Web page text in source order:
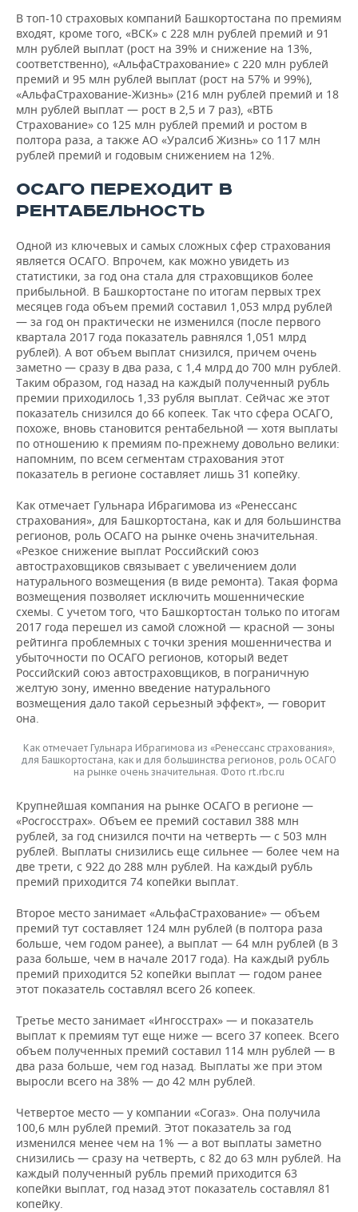
В топ-10 страховых компаний Башкортостана по премиям
входят, кроме того, «ВСК» с 228 млн рублей премий и 91
млн рублей выплат (рост на 39% и снижение на 13%,
соответственно), «АльфаСтрахование» с 220 млн рублей
премий и 95 млн рублей выплат (рост на 57% и 99%),
«АльфаСтрахование-Жизнь» (216 млн рублей премий и 18
млн рублей выплат — рост в 2,5 и 7 раз), «ВТБ
Страхование» со 125 млн рублей премий и ростом в
полтора раза, а также АО «Уралсиб Жизнь» со 117 млн
рублей премий и годовым снижением на 12%.
ОСАГО ПЕРЕХОДИТ В
РЕНТАБЕЛЬНОСТЬ
Одной из ключевых и самых сложных сфер страхования
является ОСАГО. Впрочем, как можно увидеть из
статистики, за год она стала для страховщиков более
прибыльной. В Башкортостане по итогам первых трех
месяцев года объем премий составил 1,053 млрд рублей
— за год он практически не изменился (после первого
квартала 2017 года показатель равнялся 1,051 млрд
рублей). А вот объем выплат снизился, причем очень
заметно — сразу в два раза, с 1,4 млрд до 700 млн рублей.
Таким образом, год назад на каждый полученный рубль
премии приходилось 1,33 рубля выплат. Сейчас же этот
показатель снизился до 66 копеек. Так что сфера ОСАГО,
похоже, вновь становится рентабельной — хотя выплаты
по отношению к премиям по-прежнему довольно велики:
напомним, по всем сегментам страхования этот
показатель в регионе составляет лишь 31 копейку.
Как отмечает Гульнара Ибрагимова из «Ренессанс
страхования», для Башкортостана, как и для большинства
регионов, роль ОСАГО на рынке очень значительная.
«Резкое снижение выплат Российский союз
автостраховщиков связывает с увеличением доли
натурального возмещения (в виде ремонта). Такая форма
возмещения позволяет исключить мошеннические
схемы. С учетом того, что Башкортостан только по итогам
2017 года перешел из самой сложной — красной — зоны
рейтинга проблемных с точки зрения мошенничества и
убыточности по ОСАГО регионов, который ведет
Российский союз автостраховщиков, в пограничную
желтую зону, именно введение натурального
возмещения дало такой серьезный эффект», — говорит
она.
Как отмечает Гульнара Ибрагимова из «Ренессанс страхования»,
для Башкортостана, как и для большинства регионов, роль ОСАГО
на рынке очень значительная. Фото rt.rbc.ru
Крупнейшая компания на рынке ОСАГО в регионе —
«Росгосстрах». Объем ее премий составил 388 млн
рублей, за год снизился почти на четверть — с 503 млн
рублей. Выплаты снизились еще сильнее — более чем на
две трети, с 922 до 288 млн рублей. На каждый рубль
премий приходится 74 копейки выплат.
Второе место занимает «АльфаСтрахование» — объем
премий тут составляет 124 млн рублей (в полтора раза
больше, чем годом ранее), а выплат — 64 млн рублей (в 3
раза больше, чем в начале 2017 года). На каждый рубль
премий приходится 52 копейки выплат — годом ранее
этот показатель составлял всего 26 копеек.
Третье место занимает «Ингосстрах» — и показатель
выплат к премиям тут еще ниже — всего 37 копеек. Всего
объем полученных премий составил 114 млн рублей — в
два раза больше, чем год назад. Выплаты же при этом
выросли всего на 38% — до 42 млн рублей.
Четвертое место — у компании «Согаз». Она получила
100,6 млн рублей премий. Этот показатель за год
изменился менее чем на 1% — а вот выплаты заметно
снизились — сразу на четверть, с 82 до 63 млн рублей. На
каждый полученный рубль премий приходится 63
копейки выплат, год назад этот показатель составлял 81
копейку.